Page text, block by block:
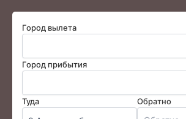
Город вылета
Город прибытия
Туда Обратно